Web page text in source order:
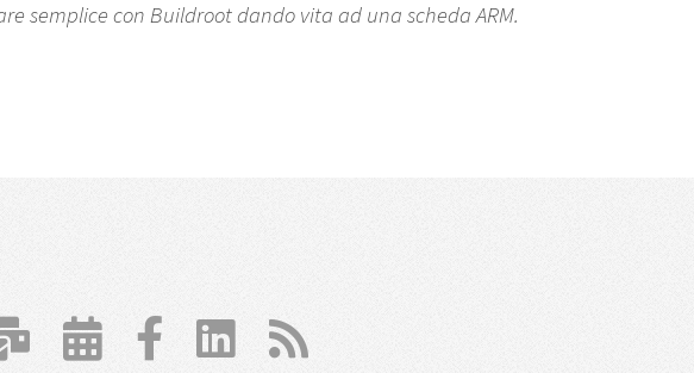
semplice con Buildroot dando vita ad una scheda ARM.